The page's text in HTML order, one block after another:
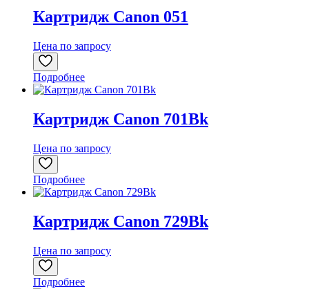
Картридж Canon 051
Цена по запросу
Подробнее
Картридж Canon 701Bk
Цена по запросу
Подробнее
Картридж Canon 729Bk
Цена по запросу
Подробнее